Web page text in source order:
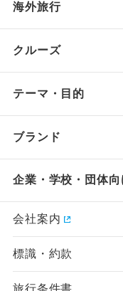
海外旅行
クルーズ
テーマ・目的
ブランド
企業・学校・団体
会社案内
標識・約款
旅行条件書